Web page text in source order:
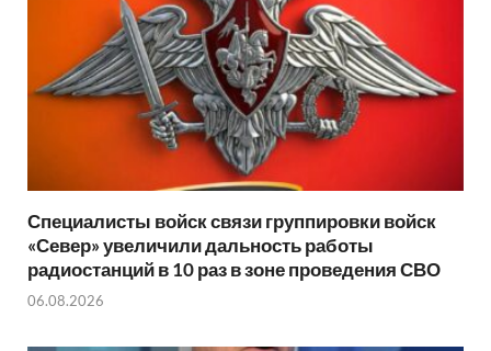
Специалисты войск связи группировки войск
«Север» увеличили дальность работы
радиостанций в 10 раз в зоне проведения СВО
06.08.2026